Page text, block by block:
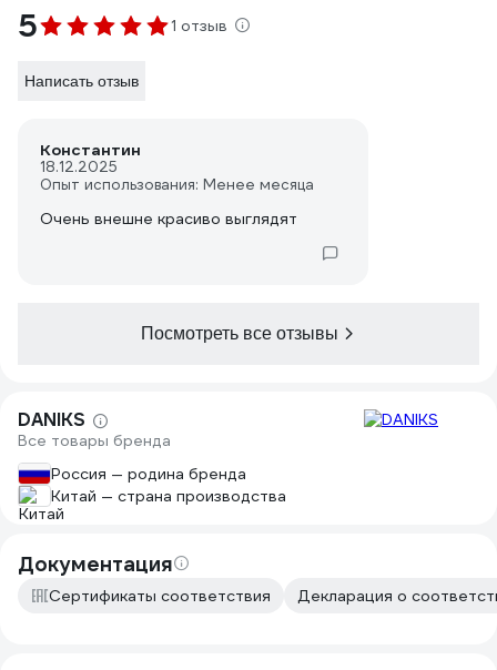
5 1 отзыв
Написать отзыв
Константин
18.12.2025
Опыт использования: Менее месяца
Очень внешне красиво выглядят
Посмотреть все отзывы
DANIKS
Все товары бренда
Россия — родина бренда
Китай — страна производства
Документация
Сертификаты соответствия Декларация о